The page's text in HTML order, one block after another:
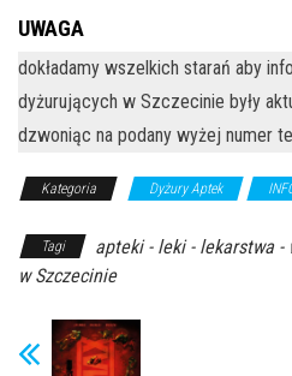
UWAGA
dokładamy wszelkich starań aby
dyżurujących w Szczecinie były
dzwoniąc na podany wyżej numer
Kategoria Dyżury Aptek
Tagi apteki - leki - lekarstwa -
w Szczecinie